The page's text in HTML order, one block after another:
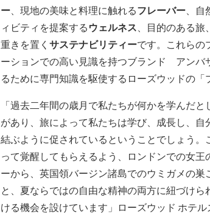
ー 、現地の美味と料理に触れるフレーバー 、
ィビティを提案する ウェルネス 、目的のある
重きを置く サステナビリティーです。これらの
ーションでの高い見識を持つブランド アンバ
るために専門知識を駆使するローズウッドの「
「過去二年間の歳月で私たちが何かを学んだ
があり、旅によって私たちは学び、成長し、
結ぶように促されているということでしょう
って覚醒してもらえるよう、ロンドンでの女
ーから、英国領バージン諸島でのウミガメの
と、夏ならではの自由な精神の両方に紐づけ
ける機会を設けています」ローズウッド ホテ